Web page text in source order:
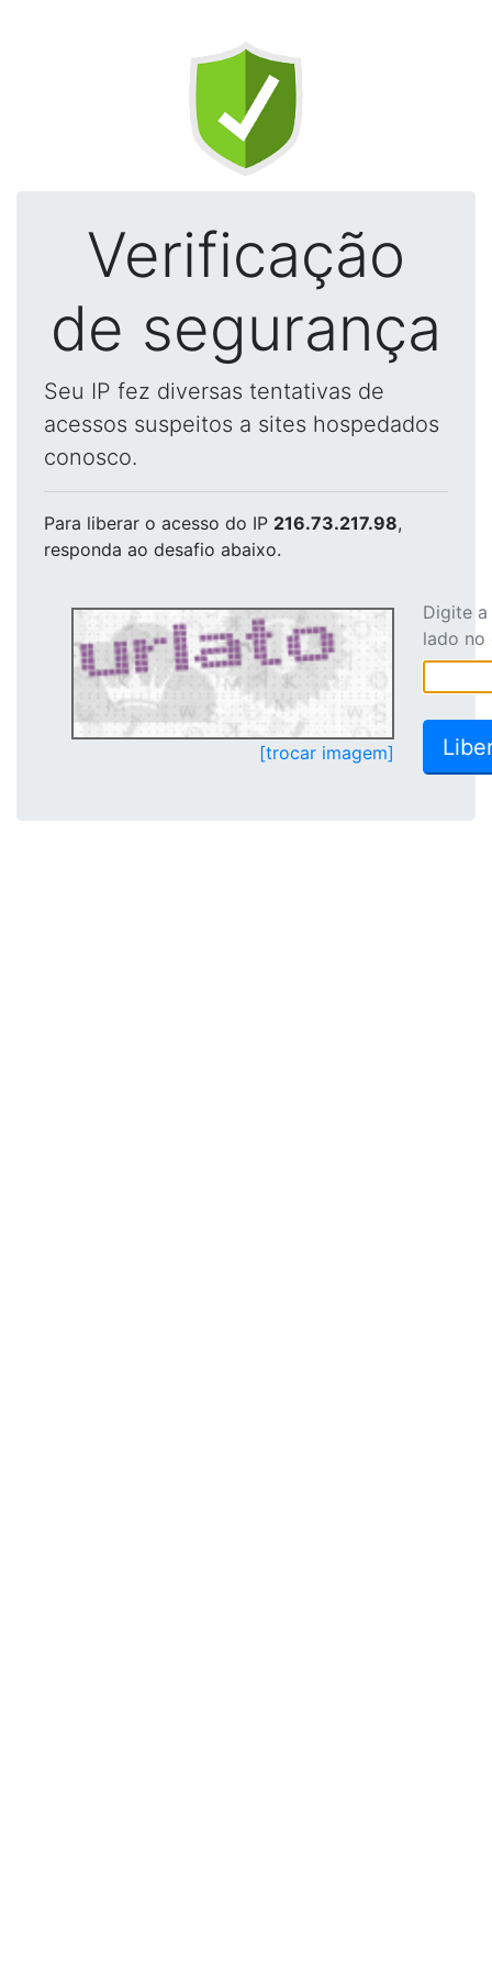
Verificação
de segurança
Seu IP fez diversas tentativas de
acessos suspeitos a sites hospedados
conosco.
Para liberar o acesso do IP 216.73.217.98,
responda ao desafio abaixo.
[trocar imagem]
Digite
lado no